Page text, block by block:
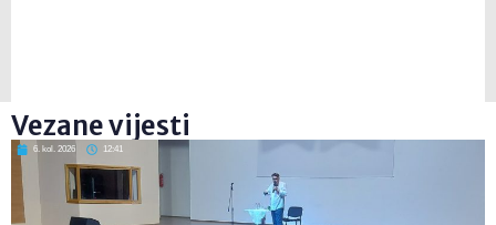
Vezane vijesti
6. kol. 2026 12:41